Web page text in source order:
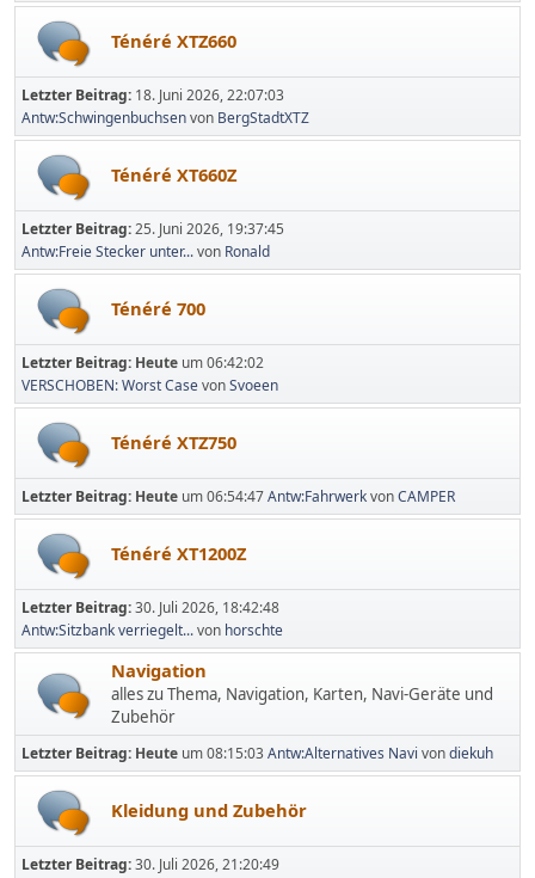
Ténéré XTZ660
Letzter Beitrag: 18. Juni 2026, 22:07:03
Antw:Schwingenbuchsenvon BergStadtXTZ
Ténéré XT660Z
Letzter Beitrag:25. Juni 2026, 19:37:45
Antw:Freie Stecker unter...von Ronald
Ténéré 700
Letzter Beitrag: Heute um 06:42:02
VERSCHOBEN: Worst CasevonSvoeen
Ténéré XTZ750
Letzter Beitrag: Heute um 06:54:47Antw:FahrwerkvonCAMPER
Ténéré XT1200Z
Letzter Beitrag:30. Juli 2026, 18:42:48
Antw:Sitzbank verriegelt...von horschte
Navigation
alles zu Thema, Navigation, Karten, Navi-Geräte und
Zubehör
Letzter Beitrag: Heute um 08:15:03Antw:Alternatives Navi vondiekuh
Kleidung und Zubehör
Letzter Beitrag:30. Juli 2026, 21:20:49